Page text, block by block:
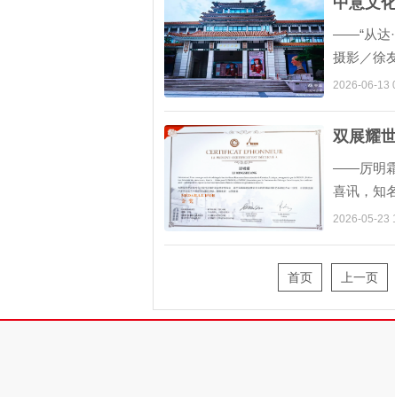
——“从达·
摄影／徐
望，踏上
2026-06-13
双展耀
——厉明霜
喜讯，知
艺术重磅
2026-05-23
首页 上一页